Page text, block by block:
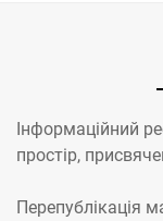
Інформаційний
простір,
Перепублікація